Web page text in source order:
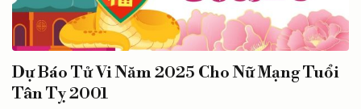
Dự Báo Tử Vi Năm 2025 Cho Nữ Mạng Tuổi
Tân Tỵ 2001